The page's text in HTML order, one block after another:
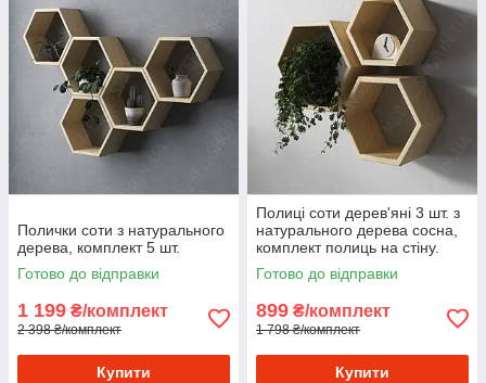
Полички соти з натурального
дерева, комплект 5 шт.
Готово до відправки
1 199 ₴/комплект
2 398 ₴/комплект
Купити
Полиці соти дерев'яні 3 шт. з
натурального дерева сосна,
комплект полиць на стіну.
Готово до відправки
899 ₴/комплект
1 798 ₴/комплект
Купити